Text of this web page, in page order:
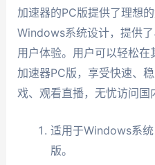
加速器的PC版提供了理想
Windows系统设计，提供
用户体验。用户可以轻松
加速器PC版，享受快速、
戏、观看直播，无忧访问国
适用于Windows系
版。